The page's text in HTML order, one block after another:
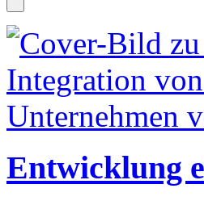
Entwicklung